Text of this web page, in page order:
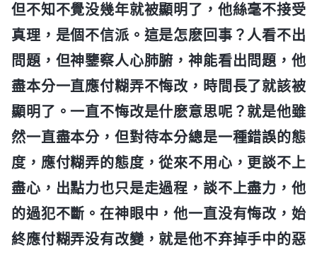
但不知不覺没幾年就被顯明了，他絲毫不接受
真理，是個不信派。這是怎麽回事？人看不出
問題，但神鑒察人心肺腑，神能看出問題，他
盡本分一直應付糊弄不悔改，時間長了就該被
顯明了。一直不悔改是什麽意思呢？就是他雖
然一直盡本分，但對待本分總是一種錯誤的態
度，應付糊弄的態度，從來不用心，更談不上
盡心，出點力也只是走過程，談不上盡力，他
的過犯不斷。在神眼中，他一直没有悔改，始
終應付糊弄没有改變，就是他不弃掉手中的惡